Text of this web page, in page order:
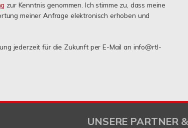
zur Kenntnis genommen. Ich stimme zu, dass meine
meiner Anfrage elektronisch erhoben und
jederzeit für die Zukunft per E-Mail an info@rtl-
UNSERE PARTNER